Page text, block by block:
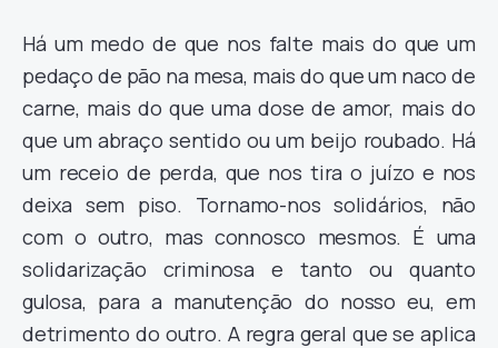
Há um medo de que nos falte mais do que um
pedaço de pão na mesa, mais do que um naco de
carne, mais do que uma dose de amor, mais do
que um abraço sentido ou um beijo roubado. Há
um receio de perda, que nos tira o juízo e nos
deixa sem piso. Tornamo-nos solidários, não
com o outro, mas connosco mesmos. É uma
solidarização criminosa e tanto ou quanto
gulosa, para a manutenção do nosso eu, em
detrimento do outro. A regra geral que se aplica